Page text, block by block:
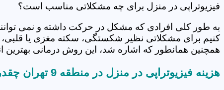
فیزیوتراپی در منزل برای چه مشکلاتی مناسب است؟
به طور کلی افرادی که مشکل در حرکت داشته و نمی توانند
کنیم برای مشکلاتی نظیر شکستگی، سکته مغزی یا
همچنین همانطور که اشاره شد، این روش درمانی بهترین
هزینه فیزیوتراپی در منزل در منطقه 9 تهران چقدر است؟